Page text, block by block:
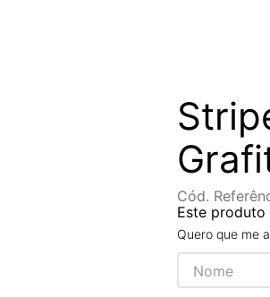
Cód.
Este produto
Quero que me